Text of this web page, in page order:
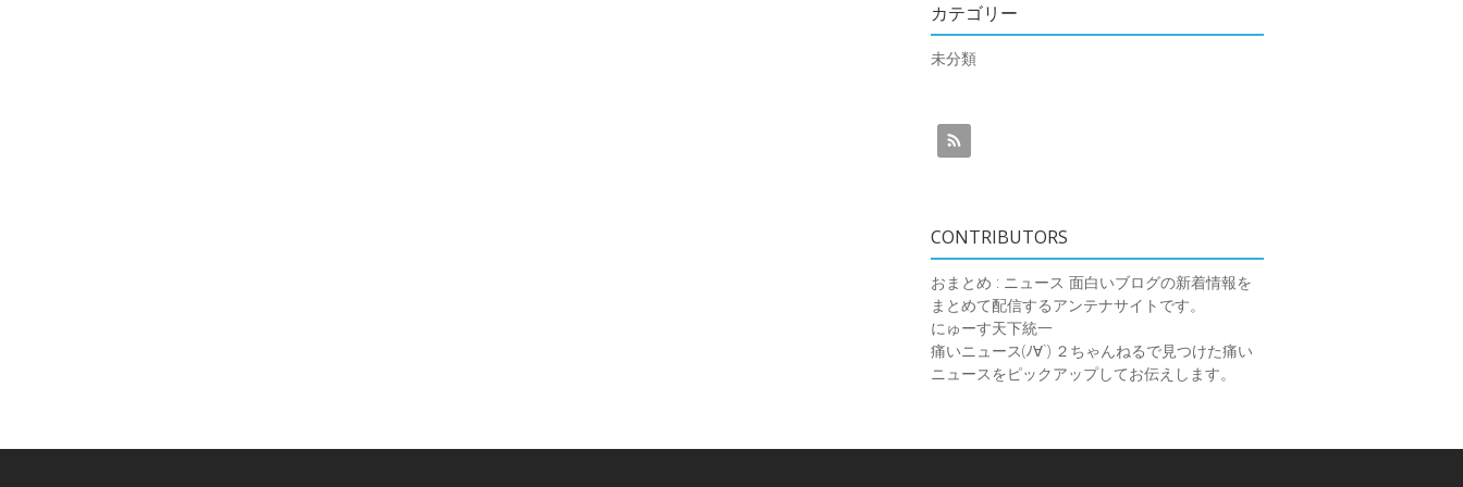
カテゴリー
未分類
CONTRIBUTORS
おまとめ : ニュース 面白いブログの新着情報を
まとめて配信するアンテナサイトです。
にゅーす天下統一
痛いニュース(ﾉ∀`) ２ちゃんねるで見つけた痛い
ニュースをピックアップしてお伝えします。